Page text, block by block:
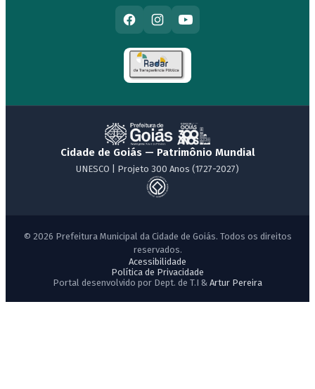
Cidade de Goiás — Patrimônio Mundial
UNESCO | Projeto 300 Anos (1727-2027)
© 2026 Prefeitura Municipal da Cidade de Goiás. Todos os direitos
reservados.
Acessibilidade
Política de Privacidade
Portal desenvolvido por Dept. de T.I & Artur Pereira